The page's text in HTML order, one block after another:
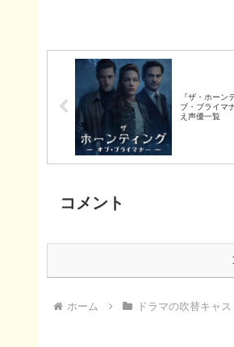
『ザ・ホーン
ブ・ブライマ
え声優一覧
コメント
ホーム ドラマの吹替キャス